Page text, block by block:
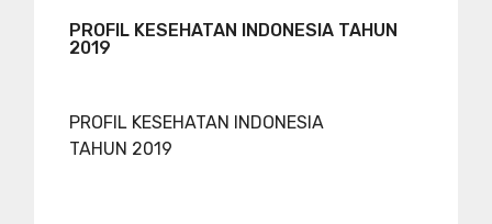
PROFIL KESEHATAN INDONESIA TAHUN
2019
PROFIL KESEHATAN INDONESIA
TAHUN 2019